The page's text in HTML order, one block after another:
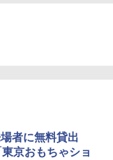
者に無料貸出
京おもちゃショ